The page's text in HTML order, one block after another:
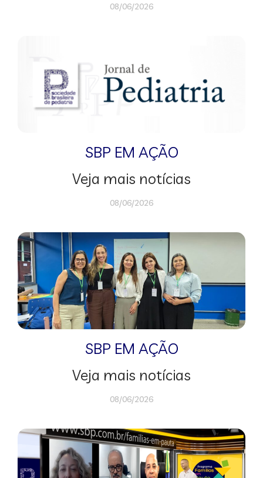
08/06/2026
SBP EM AÇÃO
Veja mais notícias
08/06/2026
SBP EM AÇÃO
Veja mais notícias
08/06/2026